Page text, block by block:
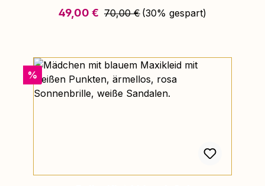
Verkaufspreis:
49,00 € Regulärer Preis:
70,00 € (30% gespart)
Rabatt
%